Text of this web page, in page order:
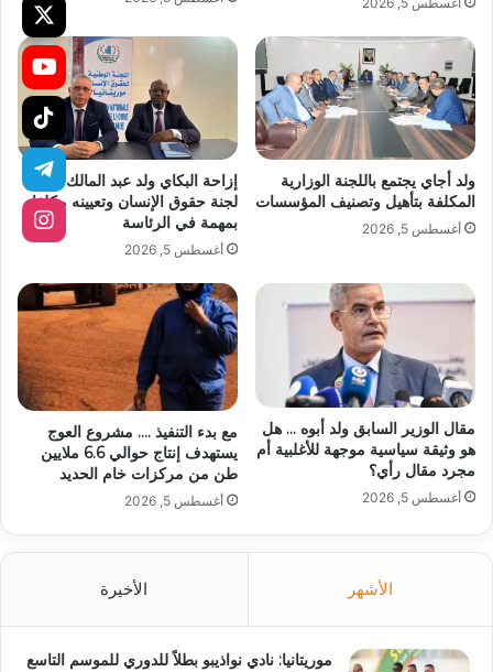
ولد أجاي يجتمع باللجنة الوزارية
المكلفة بتأهيل وتصنيف المؤسسات
أغسطس 5, 2026
إزاحة البكاي ولد عبد المالك عن
لجنة حقوق الإنسان وتعيينه مكلفا
بمهمة في الرئاسة
أغسطس 5, 2026
مقال الوزير السابق ولد أبوه … هل
هو وثيقة سياسية موجهة للأغلبية أم
مجرد مقال رأي؟
أغسطس 5, 2026
مع بدء التنفيذ …. مشروع العوج
يستهدف إنتاج حوالي 6.6 ملايين
طن من مركزات خام الحديد
أغسطس 5, 2026
الأشهر الأخيرة
موريتانيا: نادي نواذيبو بطلاً للدوري للموسم التاسع